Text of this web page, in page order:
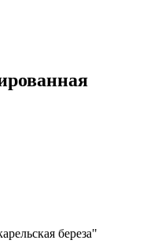
береза"